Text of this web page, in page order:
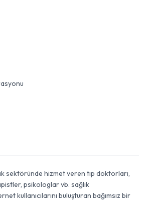
sektöründe hizmet veren tıp doktorları,
psikologlar vb. sağlık
kullanıcılarını buluşturan bağımsız bir